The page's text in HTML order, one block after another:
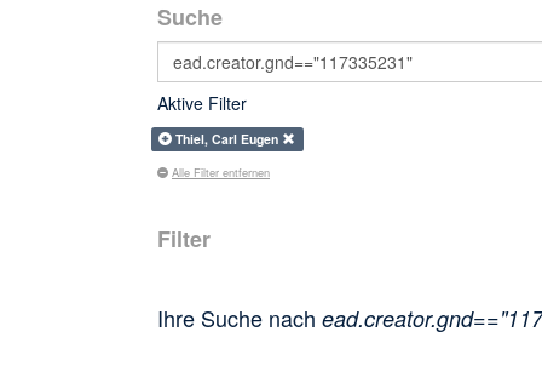
Suche
Aktive Filter
Thiel, Carl Eugen
Alle Filter entfernen
Filter
Ihre Suche nach